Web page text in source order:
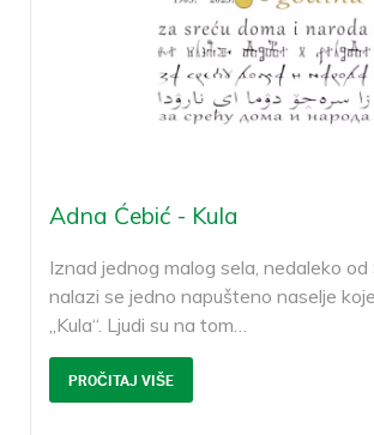
Adna Ćebić - Kula
Iznad jednog malog sela, nedaleko od
nalazi se jedno napušteno naselje
„Kula“. Ljudi su na tom
PROČITAJ VIŠE